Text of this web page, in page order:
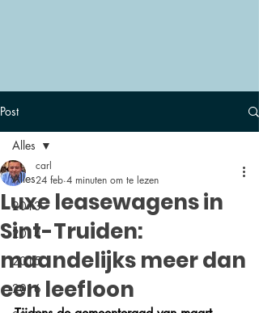
Post
Alles
2013
2014
2015
2016
Alles
Luxe leasewagens in
Sint-Truiden:
maandelijks meer dan
een leefloon
carl
24 feb 4 minuten om te lezen